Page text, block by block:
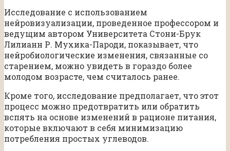
Исследование с использованием
нейровизуализации, проведенное профессором и
ведущим автором Университета Стони-Брук
Лилианн Р. Мухика-Пароди, показывает, что
нейробиологические изменения, связанные со
старением, можно увидеть в гораздо более
молодом возрасте, чем считалось ранее.
Кроме того, исследование предполагает, что этот
процесс можно предотвратить или обратить
вспять на основе изменений в рационе питания,
которые включают в себя минимизацию
потребления простых углеводов.